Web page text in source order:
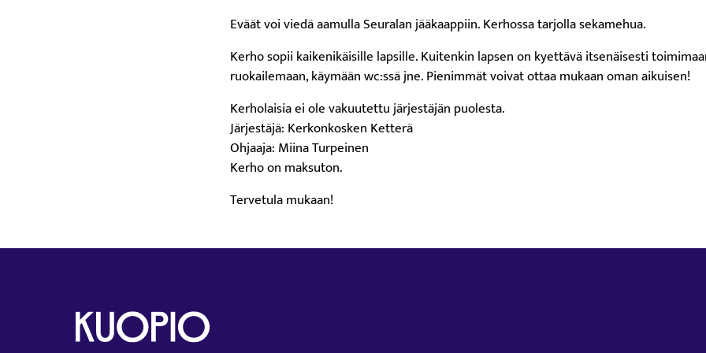
Eväät voi viedä aamulla Seuralan jääkaappiin. Kerhossa tarjolla sekamehua.
Kerho sopii kaikenikäisille lapsille. Kuitenkin lapsen on kyettävä itsenäisesti
ruokailemaan, käymään wc:ssä jne. Pienimmät voivat ottaa mukaan oman aikuisen!
Kerholaisia ei ole vakuutettu järjestäjän puolesta.
Järjestäjä: Kerkonkosken Ketterä
Ohjaaja: Miina Turpeinen
Kerho on maksuton.
Tervetula mukaan!